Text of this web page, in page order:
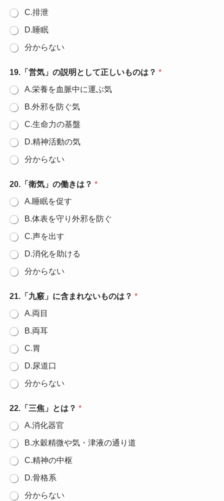
C.排泄
D.睡眠
分からない
19.「営気」の説明として正しいものは？ *
A.栄養を血脈中に運ぶ気
B.外邪を防ぐ気
C.生命力の基盤
D.精神活動の気
分からない
20.「衛気」の働きは？ *
A.睡眠を促す
B.体表を守り外邪を防ぐ
C.声を出す
D.消化を助ける
分からない
21.「九竅」に含まれないものは？ *
A.両目
B.両耳
C.胃
D.尿道口
分からない
22.「三焦」とは？ *
A.消化器官
B.水穀精微や気・津液の通り道
C.精神の中枢
D.骨格系
分からない